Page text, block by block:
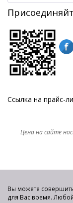
Ссылка на прайс-
Цена на сайте
Вы можете
для Вас время.